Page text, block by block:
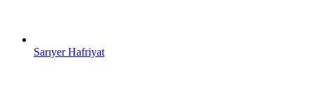
Sarıyer Hafriyat